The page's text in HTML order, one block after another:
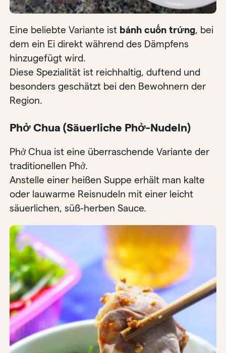
Eine beliebte Variante ist bánh cuốn trứng, bei
dem ein Ei direkt während des Dämpfens
hinzugefügt wird.
Diese Spezialität ist reichhaltig, duftend und
besonders geschätzt bei den Bewohnern der
Region.
Phở Chua (Säuerliche Phở-Nudeln)
Phở Chua ist eine überraschende Variante der
traditionellen Phở.
Anstelle einer heißen Suppe erhält man kalte
oder lauwarme Reisnudeln mit einer leicht
säuerlichen, süß-herben Sauce.